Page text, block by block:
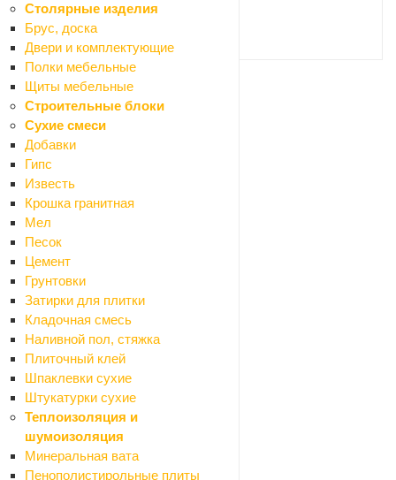
Столярные изделия
Брус, доска
Двери и комплектующие
Полки мебельные
Щиты мебельные
Строительные блоки
Сухие смеси
Добавки
Гипс
Известь
Крошка гранитная
Мел
Песок
Цемент
Грунтовки
Затирки для плитки
Кладочная смесь
Наливной пол, стяжка
Плиточный клей
Шпаклевки сухие
Штукатурки сухие
Теплоизоляция и
шумоизоляция
Минеральная вата
Пенополистирольные плиты
ЗАДАТЬ ВОПРОС
Ваше имя*
Телефон
Название товара*
Ссылка на товар другого магазина
Сообщение